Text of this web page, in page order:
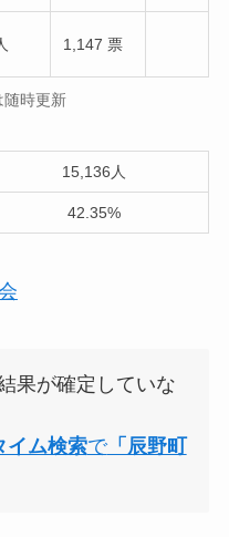
1,147 票
時更新
15,136人
42.35%
果が確定していな
イム検索で「辰野町